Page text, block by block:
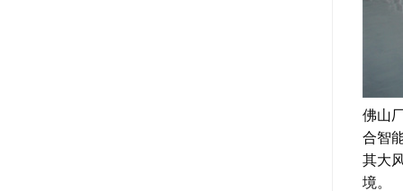
佛山
合智
其大
境。